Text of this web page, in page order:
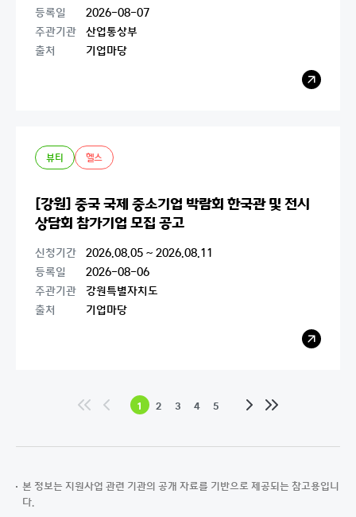
등록일
2026-08-07
주관기관 산업통상부
출처
기업마당
레
이
뷰티 헬스
[강원] 중국 국제 중소기업 박람회 한국관 및 전시
상담회 참가기업 모집 공고
신청기간 2026.08.05 ~ 2026.08.11
등록일
2026-08-06
주관기관 강원특별자치도
출처
기업마당
레
이
처
1 2 3 4 5
맨
끝
본 정보는 지원사업 관련 기관의 공개 자료를 기반으로 제공되는 참고용입니
다.